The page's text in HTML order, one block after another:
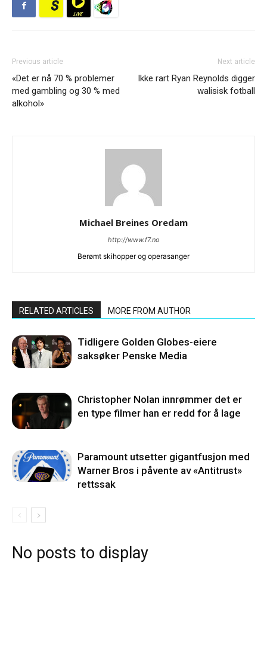
Previous article
«Det er nå 70 % problemer
med gambling og 30 % med
alkohol»
Next article
Ikke rart Ryan Reynolds digger
walisisk fotball
Michael Breines Oredam
http://www.f7.no
Berømt skihopper og operasanger
RELATED ARTICLES MORE FROM AUTHOR
Tidligere Golden Globes-eiere
saksøker Penske Media
Christopher Nolan innrømmer det er
en type filmer han er redd for å lage
Paramount utsetter gigantfusjon med
Warner Bros i påvente av «Antitrust»
rettssak
No posts to display